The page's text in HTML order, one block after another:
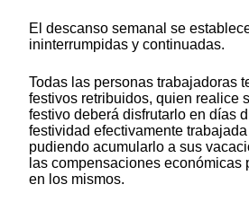
El descanso semanal se
ininterrumpidas y continuadas.
Todas las personas trabajadoras
festivos retribuidos, quien realice
festivo deberá disfrutarlo en días
festividad efectivamente
pudiendo acumularlo a sus
las compensaciones económicas
en los mismos.